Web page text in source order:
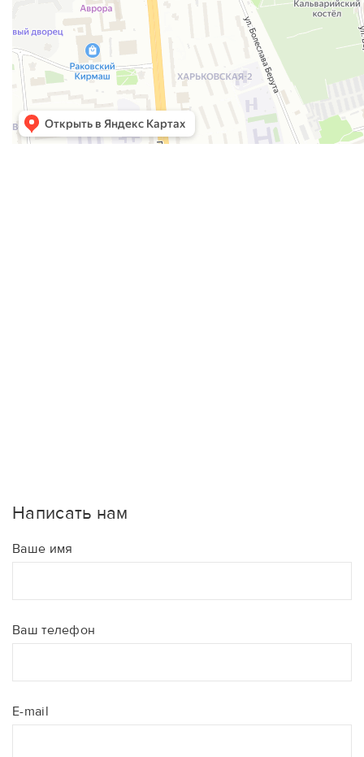
Написать нам
Ваше имя
Ваш телефон
E-mail